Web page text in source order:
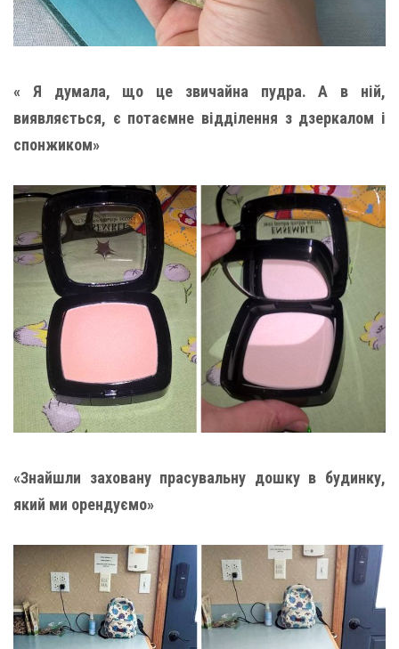
« Я думала, що це звичайна пудра. А в ній,
виявляється, є потаємне відділення з дзеркалом і
спонжиком»
«Знайшли заховану прасувальну дошку в будинку,
який ми орендуємо»